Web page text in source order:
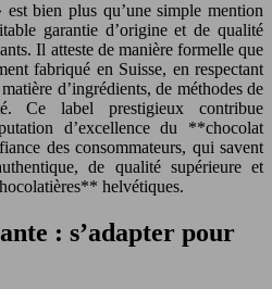
bien plus qu’une simple mention
garantie d’origine et de qualité
Il atteste de manière formelle que
fabriqué en Suisse, en respectant
d’ingrédients, de méthodes de
Ce label prestigieux contribue
d’excellence du **chocolat
des consommateurs, qui savent
de qualité supérieure et
helvétiques.
: s’adapter pour